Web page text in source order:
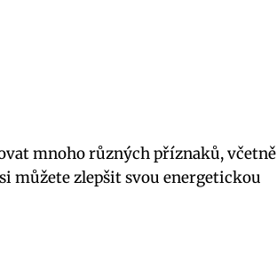
mnoho různých příznaků, včetně
můžete zlepšit svou energetickou